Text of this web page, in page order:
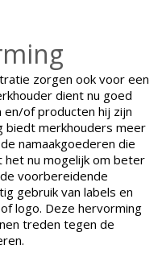
zorgen ook voor een
dient nu goed
of producten hij zijn
biedt merkhouders meer
namaakgoederen die
het nu mogelijk om beter
voorbereidende
gebruik van labels en
logo. Deze hervorming
treden tegen de